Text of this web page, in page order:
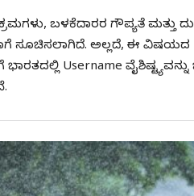
ಬಳಕೆದಾರರ ಗೌಪ್ಯತೆ ಮತ್ತು
ಸೂಚಿಸಲಾಗಿದೆ. ಅಲ್ಲದೆ, ಈ ವಿಷಯದ
Username